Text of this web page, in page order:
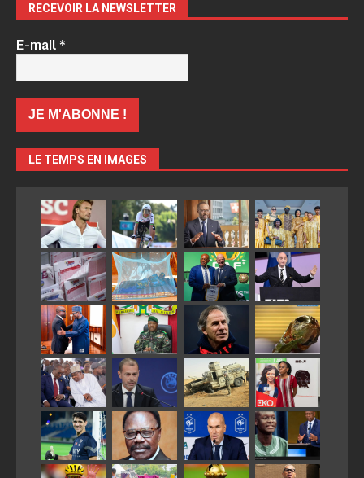
RECEVOIR LA NEWSLETTER
E-mail*
LE TEMPS EN IMAGES